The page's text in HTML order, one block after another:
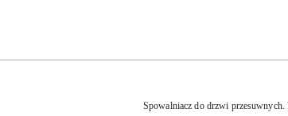
Spowalniacz do drzwi przesuwnych.